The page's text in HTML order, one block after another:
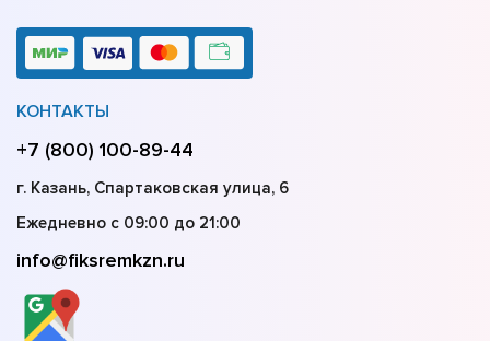
КОНТАКТЫ
+7 (800) 100-89-44
г. Казань, Спартаковская улица, 6
Ежедневно с 09:00 до 21:00
info@fiksremkzn.ru